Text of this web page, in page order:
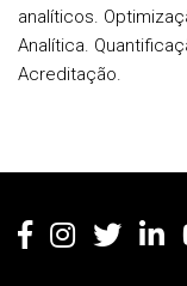
analíticos.
Analítica.
Acreditação.